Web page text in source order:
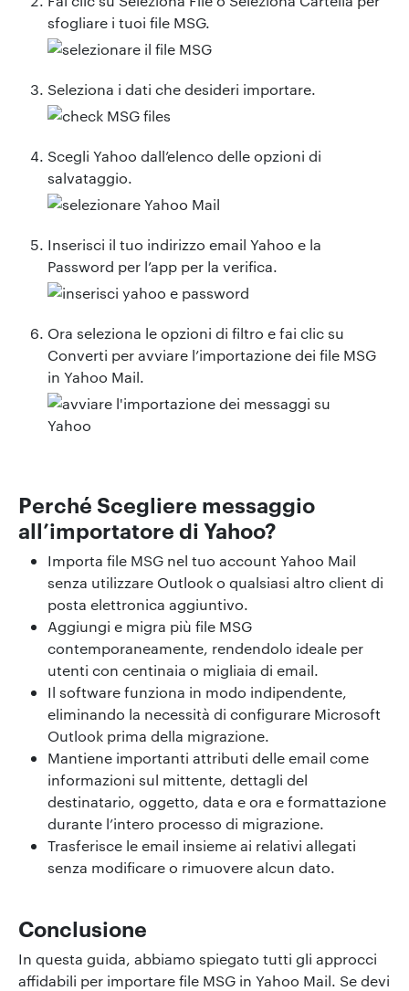
sfogliare i tuoi file MSG.
Seleziona i dati che desideri importare.
Scegli Yahoo dall’elenco delle opzioni di
salvataggio.
Inserisci il tuo indirizzo email Yahoo e la
Password per l’app per la verifica.
Ora seleziona le opzioni di filtro e fai clic su
Converti per avviare l’importazione dei file MSG
in Yahoo Mail.
Perché Scegliere messaggio
all’importatore di Yahoo?
Importa file MSG nel tuo account Yahoo Mail
senza utilizzare Outlook o qualsiasi altro client di
posta elettronica aggiuntivo.
Aggiungi e migra più file MSG
contemporaneamente, rendendolo ideale per
utenti con centinaia o migliaia di email.
Il software funziona in modo indipendente,
eliminando la necessità di configurare Microsoft
Outlook prima della migrazione.
Mantiene importanti attributi delle email come
informazioni sul mittente, dettagli del
destinatario, oggetto, data e ora e formattazione
durante l’intero processo di migrazione.
Trasferisce le email insieme ai relativi allegati
senza modificare o rimuovere alcun dato.
Conclusione
In questa guida, abbiamo spiegato tutti gli approcci
affidabili per importare file MSG in Yahoo Mail. Se devi